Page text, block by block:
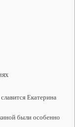
Екатерина
были особенно